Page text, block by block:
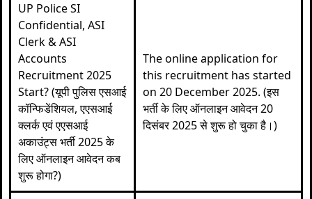
UP Police SI
Confidential, ASI
Clerk & ASI
Accounts
Recruitment 2025
Start? (यूपी पुलिस एसआई
कॉन्फिडेंशियल, एएसआई
क्लर्क एवं एएसआई
अकाउंट्स भर्ती 2025 के
लिए ऑनलाइन आवेदन कब
शुरू होगा?)
The online application for
this recruitment has started
on 20 December 2025. (इस
भर्ती के लिए ऑनलाइन आवेदन 20
दिसंबर 2025 से शुरू हो चुका है।)